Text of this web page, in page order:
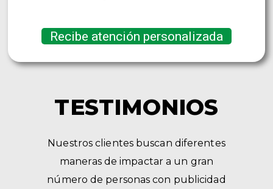
Recibe atención personalizada
TESTIMONIOS
Nuestros clientes buscan diferentes
maneras de impactar a un gran
número de personas con publicidad